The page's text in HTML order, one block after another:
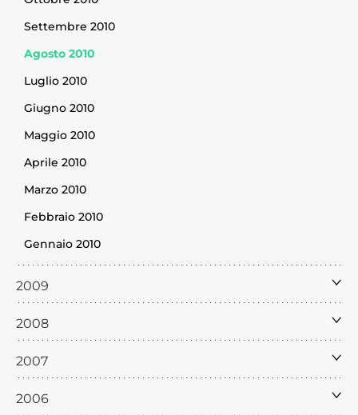
Settembre 2010
Agosto 2010
Luglio 2010
Giugno 2010
Maggio 2010
Aprile 2010
Marzo 2010
Febbraio 2010
Gennaio 2010
2009
2008
2007
2006